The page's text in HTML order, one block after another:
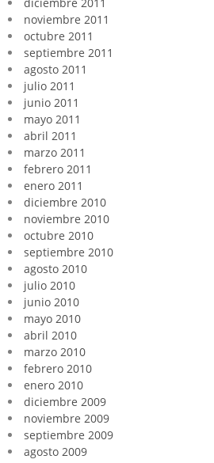
noviembre 2011
octubre 2011
septiembre 2011
agosto 2011
julio 2011
junio 2011
mayo 2011
abril 2011
marzo 2011
febrero 2011
enero 2011
diciembre 2010
noviembre 2010
octubre 2010
septiembre 2010
agosto 2010
julio 2010
junio 2010
mayo 2010
abril 2010
marzo 2010
febrero 2010
enero 2010
diciembre 2009
noviembre 2009
septiembre 2009
agosto 2009